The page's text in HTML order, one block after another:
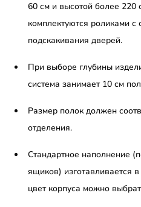
60 см и высотой более
комплектуются роликами с
подскакивания дверей.
При выборе глубины
система занимает 10 см
Размер полок должен
отделения.
Стандартное наполнение
ящиков) изготавливается
цвет корпуса можно